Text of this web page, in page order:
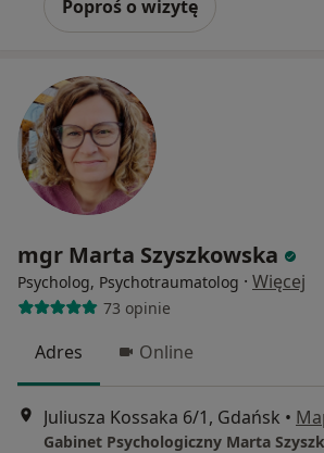
Poproś o wizytę
mgr Marta Szyszkowska
Psycholog, Psychotraumatolog · Więcej
73 opinie
Adres Online
Juliusza Kossaka 6/1, Gdańsk •
Gabinet Psychologiczny Marta